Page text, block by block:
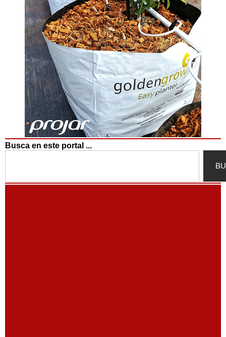
Busca en este portal ...